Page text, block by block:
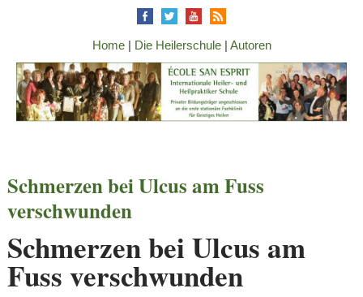
Home| Die Heilerschule| Autoren
Schmerzen bei Ulcus am Fuss
verschwunden
Schmerzen bei Ulcus am
Fuss verschwunden